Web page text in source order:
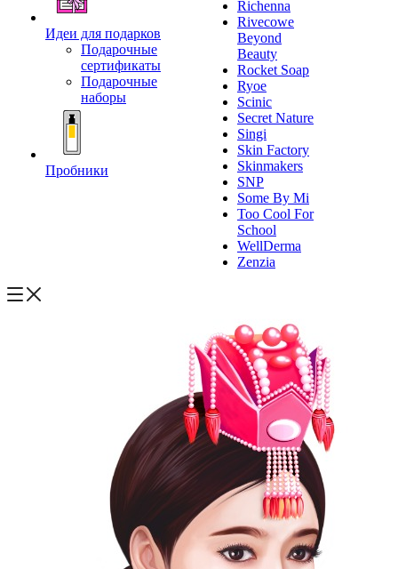
Идеи для подарков
Подарочные
сертификаты
Подарочные
наборы
Пробники
Richenna
Rivecowe
Beyond
Beauty
Rocket Soap
Ryoe
Scinic
Secret Nature
Singi
Skin Factory
Skinmakers
SNP
Some By Mi
Too Cool For
School
WellDerma
Zenzia